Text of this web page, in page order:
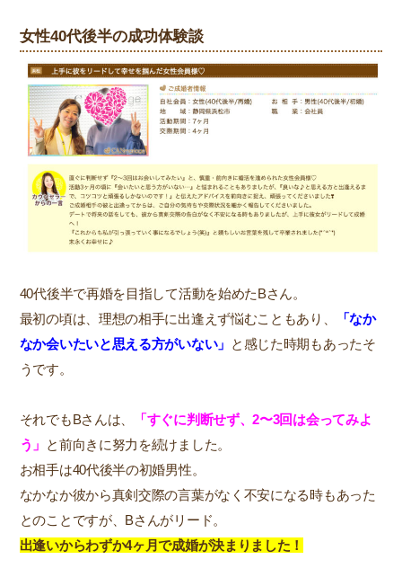
女性40代後半の成功体験談
40代後半で再婚を目指して活動を始めたBさん。
最初の頃は、理想の相手に出逢えず悩むこともあり、
「なか
なか会いたいと思える方がいない」 と感じた時期もあったそ
うです。
それでもBさんは、
「すぐに判断せず、2〜3回は会ってみよ
う」 と前向きに努力を続けました。
お相手は40代後半の初婚男性。
なかなか彼から真剣交際の言葉がなく不安になる時もあった
とのことですが、Bさんがリード。
出逢いからわずか4ヶ月で成婚が決まりました！